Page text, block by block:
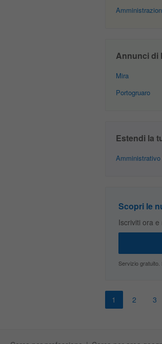
Annunci di
Mira
Portogruaro
Estendi la
Scopri le
Iscriviti ora
Servizio
1 2 3